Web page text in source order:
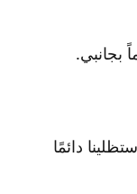
بجانبي.
دائمًا